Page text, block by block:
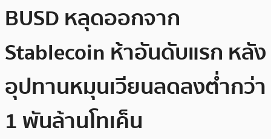
BUSD หลุดออกจาก
Stablecoin ห้าอันดับแรก หลัง
อุปทานหมุนเวียนลดลงต่ำกว่า
1 พันล้านโทเค็น